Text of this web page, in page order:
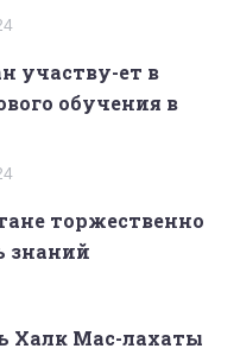
участву-ет в
обучения в
торжественно
знаний
Халк Мас-лахаты